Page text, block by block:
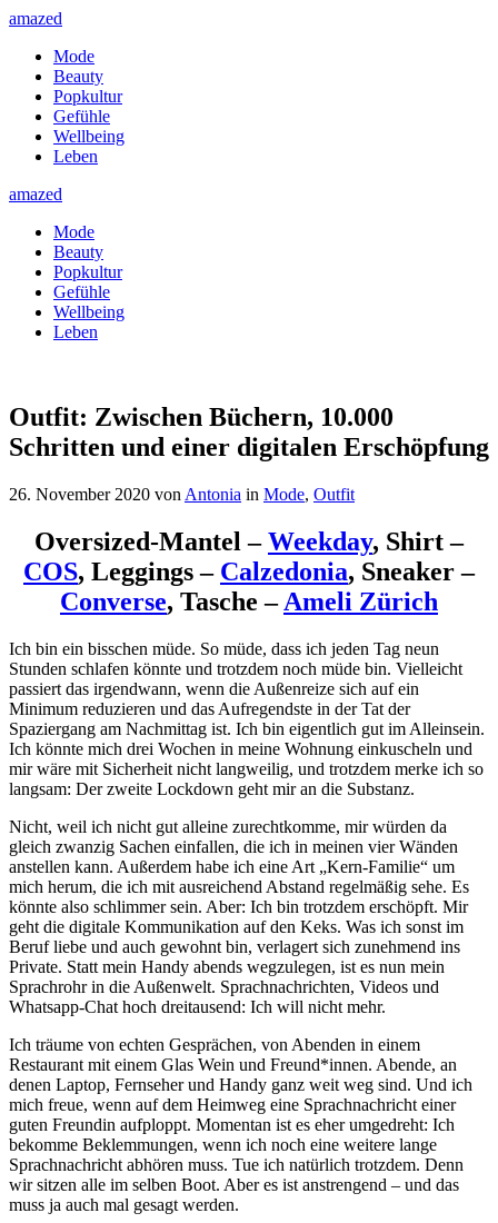
amazed
Mode
Beauty
Popkultur
Gefühle
Wellbeing
Leben
amazed
Mode
Beauty
Popkultur
Gefühle
Wellbeing
Leben
Outfit: Zwischen Büchern, 10.000
Schritten und einer digitalen Erschöpfung
26. November 2020 von Antonia in Mode, Outfit
Oversized-Mantel –Weekday, Shirt –
COS, Leggings – Calzedonia, Sneaker –
Converse, Tasche –Ameli Zürich
Ich bin ein bisschen müde. So müde, dass ich jeden Tag neun
Stunden schlafen könnte und trotzdem noch müde bin. Vielleicht
passiert das irgendwann, wenn die Außenreize sich auf ein
Minimum reduzieren und das Aufregendste in der Tat der
Spaziergang am Nachmittag ist. Ich bin eigentlich gut im Alleinsein.
Ich könnte mich drei Wochen in meine Wohnung einkuscheln und
mir wäre mit Sicherheit nicht langweilig, und trotzdem merke ich so
langsam: Der zweite Lockdown geht mir an die Substanz.
Nicht, weil ich nicht gut alleine zurechtkomme, mir würden da
gleich zwanzig Sachen einfallen, die ich in meinen vier Wänden
anstellen kann. Außerdem habe ich eine Art „Kern-Familie“ um
mich herum, die ich mit ausreichend Abstand regelmäßig sehe. Es
könnte also schlimmer sein. Aber: Ich bin trotzdem erschöpft. Mir
geht die digitale Kommunikation auf den Keks. Was ich sonst im
Beruf liebe und auch gewohnt bin, verlagert sich zunehmend ins
Private. Statt mein Handy abends wegzulegen, ist es nun mein
Sprachrohr in die Außenwelt. Sprachnachrichten, Videos und
Whatsapp-Chat hoch dreitausend: Ich will nicht mehr.
Ich träume von echten Gesprächen, von Abenden in einem
Restaurant mit einem Glas Wein und Freund*innen. Abende, an
denen Laptop, Fernseher und Handy ganz weit weg sind. Und ich
mich freue, wenn auf dem Heimweg eine Sprachnachricht einer
guten Freundin aufploppt. Momentan ist es eher umgedreht: Ich
bekomme Beklemmungen, wenn ich noch eine weitere lange
Sprachnachricht abhören muss. Tue ich natürlich trotzdem. Denn
wir sitzen alle im selben Boot. Aber es ist anstrengend – und das
muss ja auch mal gesagt werden.